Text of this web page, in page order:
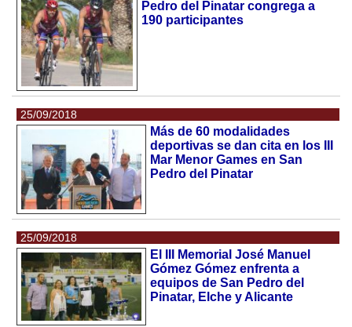
Pedro del Pinatar congrega a
190 participantes
25/09/2018
Más de 60 modalidades
deportivas se dan cita en los III
Mar Menor Games en San
Pedro del Pinatar
25/09/2018
El III Memorial José Manuel
Gómez Gómez enfrenta a
equipos de San Pedro del
Pinatar, Elche y Alicante